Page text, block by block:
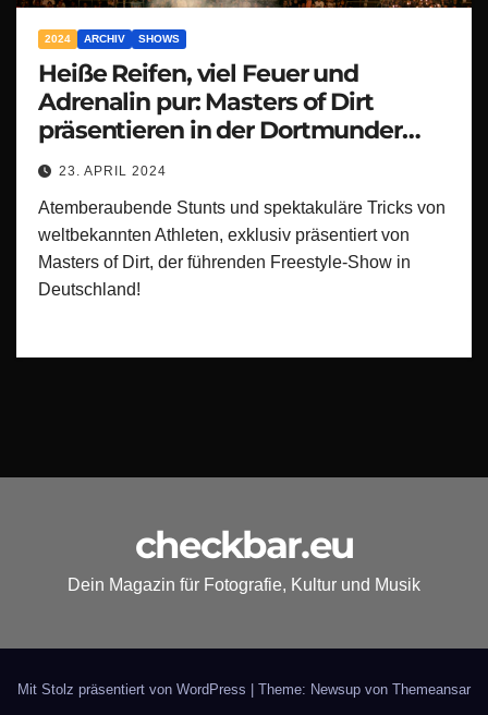
2024 ARCHIV SHOWS
Heiße Reifen, viel Feuer und
Adrenalin pur: Masters of Dirt
präsentieren in der Dortmunder
Westfalenhalle jede Menge
atemberaubende Stunts!
23. APRIL 2024
Atemberaubende Stunts und spektakuläre Tricks von
weltbekannten Athleten, exklusiv präsentiert von
Masters of Dirt, der führenden Freestyle-Show in
Deutschland!
checkbar.eu
Dein Magazin für Fotografie, Kultur und Musik
Mit Stolz präsentiert von WordPress Theme: Newsup von Themeansar